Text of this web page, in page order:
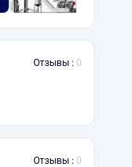
Отзывы : 0
Отзывы : 0